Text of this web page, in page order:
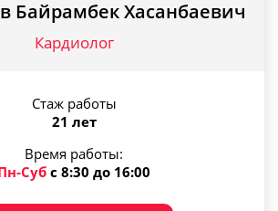
Байрамбек Хасанбаевич
Кардиолог
Стаж работы
21 лет
Время работы:
Суб с 8:30 до 16:00